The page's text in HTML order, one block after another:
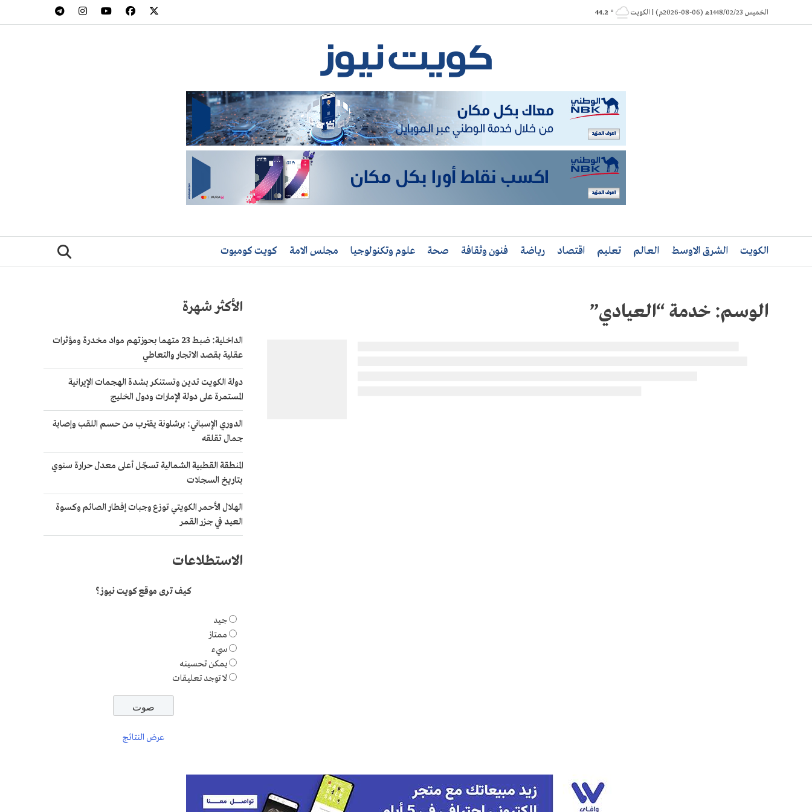
to
الخميس 1448/02/23هـ (06-08-2026م) | الكويت ° 44.2
الكويت الشرق الاوسط العالم تعليم اقتصاد رياضة فنون وثقافة صحة علوم وتكنولوجيا مجلس الامة كويت كوميوت
الوسم: خدمة “العيادي” الأكثر شهرة
الداخلية: ضبط 23 متهما بحوزتهم مواد مخدرة ومؤثرات
عقلية بقصد الاتجار والتعاطي
دولة الكويت تدين وتستنكر بشدة الهجمات الإيرانية
المستمرة على دولة الإمارات ودول الخليج
الدوري الإسباني: برشلونة يقترب من حسم اللقب وإصابة
جمال تقلقه
المنطقة القطبية الشمالية تسجّل أعلى معدل حرارة سنوي
بتاريخ السجلات
الهلال الأحمر الكويتي توزع وجبات إفطار الصائم وكسوة
العيد في جزر القمر
الاستطلاعات
كيف ترى موقع كويت نيوز؟
جيد
ممتاز
سيء
يمكن تحسينه
لا توجد تعليقات
عرض النتائج